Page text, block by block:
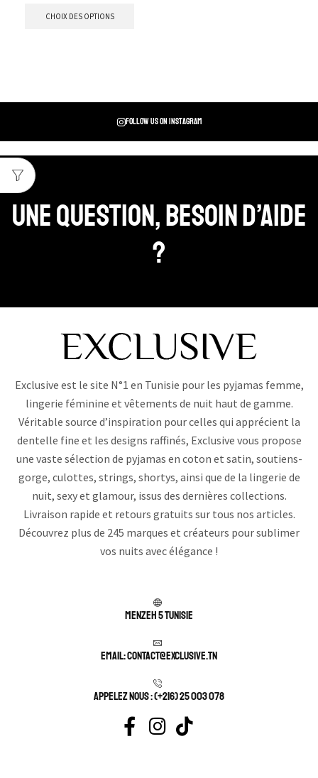
CHOIX DES OPTIONS
Follow us on instagram
Une question, Besoin d’aide
?
Exclusive est le site N°1 en Tunisie pour les pyjamas femme,
lingerie féminine et vêtements de nuit haut de gamme.
Véritable source d’inspiration pour celles qui apprécient la
dentelle fine et les designs raffinés, Exclusive vous propose
une vaste sélection de pyjamas en coton et satin, soutiens-
gorge, culottes, strings, shortys, ainsi que de la lingerie de
nuit, sexy et glamour, issus des dernières collections.
Livraison rapide et retours gratuits sur tous nos articles.
Découvrez plus de 245 marques et créateurs pour sublimer
vos nuits avec élégance !
Menzeh 5 TUNISIE
Email: contact@exclusive.tn
APPELEZ NOUS : (+216) 25 003 078